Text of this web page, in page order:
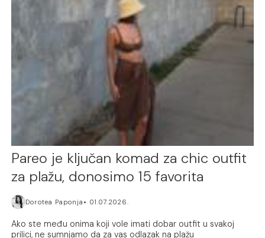
Pareo je ključan komad za chic outfit
za plažu, donosimo 15 favorita
Dorotea Paponja 01.07.2026.
Ako ste među onima koji vole imati dobar outfit u svakoj
prilici, ne sumnjamo da za vas odlazak na plažu